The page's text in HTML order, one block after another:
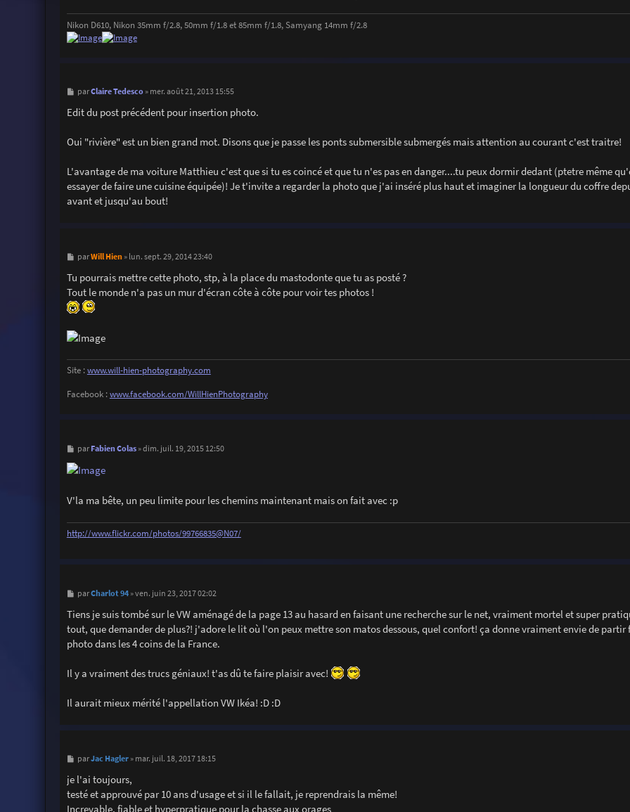
Nikon D610, Nikon 35mm f/2.8, 50mm f/1.8 et 85mm f/1.8, Samyang 14mm f/2.8
M
s
s
e
parClaire Tedesco» mer. août 21, 2013 15:55
Edit du post précédent pour insertion photo.
Oui "rivière" est un bien grand mot. Disons que je passe les ponts submersible submergés mais attention au courant c'est traitre!
L'avantage de ma voiture Matthieu c'est que si tu es coincé et que tu n'es pas en danger....tu peux dormir dedant (ptetre même
essayer de faire une cuisine équipée)! Je t'invite a regarder la photo que j'ai inséré plus haut et imaginer la longueur du coffre
avant et jusqu'au bout!
M
s
s
a
g
e
parWill Hien» lun. sept. 29, 2014 23:40
Tu pourrais mettre cette photo, stp, à la place du mastodonte que tu as posté ?
Tout le monde n'a pas un mur d'écran côte à côte pour voir tes photos !
Site :www.will-hien-photography.com
Facebook :www.facebook.com/WillHienPhotography
M
s
s
e
par Fabien Colas»dim. juil. 19, 2015 12:50
V'la ma bête, un peu limite pour les chemins maintenant mais on fait avec :p
http://www.flickr.com/photos/99766835@N07/
M
s
s
a
e
parCharlot 94»ven. juin 23, 2017 02:02
Tiens je suis tombé sur le VW aménagé de la page 13 au hasard en faisant une recherche sur le net, vraiment mortel et super
tout, que demander de plus?! j'adore le lit où l'on peux mettre son matos dessous, quel confort! ça donne vraiment envie de partir
photo dans les 4 coins de la France.
Il y a vraiment des trucs géniaux! t'as dû te faire plaisir avec!
Il aurait mieux mérité l'appellation VW Ikéa! :D :D
M
s
s
a
parJac Hagler» mar. juil. 18, 2017 18:15
je l'ai toujours,
testé et approuvé par 10 ans d'usage et si il le fallait, je reprendrais la même!
Increvable, fiable et hyperpratique pour la chasse aux orages